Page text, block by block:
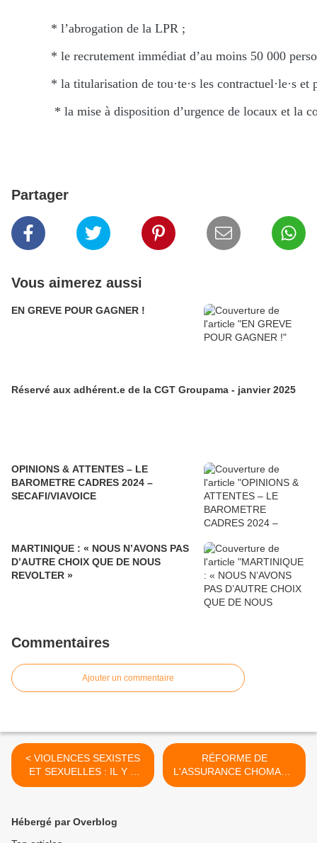
* l’abrogation de la LPR ;
* le recrutement immédiat d’au moins 50 000
* la titularisation de tou·te·s les contractuel·le·s
* la mise à disposition d’urgence de locaux et la
Partager
Vous aimerez aussi
EN GREVE POUR GAGNER !
Réservé aux adhérent.e de la CGT Groupama - janvier 2025
OPINIONS & ATTENTES – LE
BAROMETRE CADRES 2024 –
SECAFI/VIAVOICE
MARTINIQUE : « NOUS N’AVONS PAS
D’AUTRE CHOIX QUE DE NOUS
REVOLTER »
Commentaires
Ajouter un commentaire
< VIOLENCES SEXISTES
ET SEXUELLES : IL Y A
URGENCE À PROTÉGER
RÉFORME DE
L'ASSURANCE CHOMAGE
: DEUX MESURES PHARES
Hébergé par Overblog